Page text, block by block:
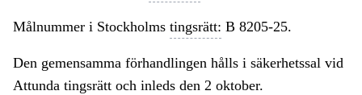
Målnummer i Stockholms tingsrätt: B 8205-25.
Den gemensamma förhandlingen hålls i säkerhetssal vid
Attunda tingsrätt och inleds den 2 oktober.